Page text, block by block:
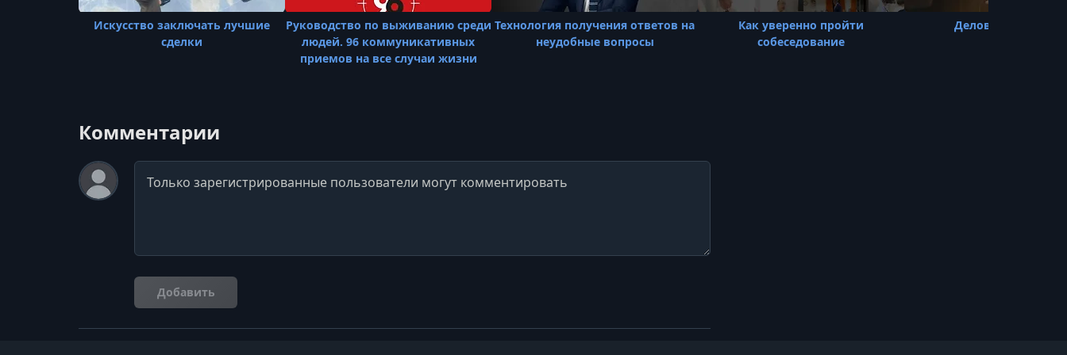
6.2 Манипуляции и манипуляторы. Как
мы управляем всем вокруг
Искусство заключать лучшие
сделки
Руководство по выживанию среди
людей. 96 коммуникативных
приемов на все случаи жизни
Технология получения ответов на
неудобные вопросы
Как уверенно пройти
собеседование
Деловое общение
Комментарии
Комментарий
Добавить